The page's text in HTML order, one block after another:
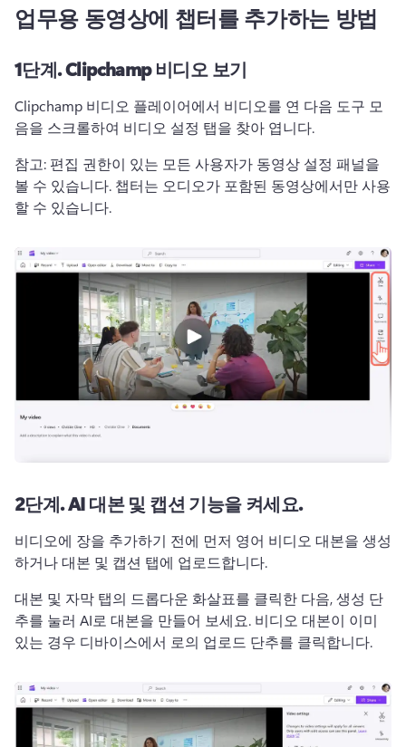
업무용 동영상에 챕터를 추가하는 방법
1단계.Clipchamp 비디오 보기
Clipchamp 비디오 플레이어에서 비디오를 연 다음 도구 모
음을 스크롤하여 비디오 설정 탭을 찾아 엽니다.
참고: 편집 권한이 있는 모든 사용자가 동영상 설정 패널을
볼 수 있습니다. 챕터는 오디오가 포함된 동영상에서만 사용
할 수 있습니다.
2단계.AI 대본 및 캡션 기능을 켜세요.
비디오에 장을 추가하기 전에 먼저 영어 비디오 대본을 생성
하거나 대본 및 캡션 탭에 업로드합니다.
대본 및 자막 탭의 드롭다운 화살표를 클릭한 다음, 생성 단
추를 눌러 AI로 대본을 만들어 보세요. 비디오 대본이 이미
있는 경우 디바이스에서 로의 업로드 단추를 클릭합니다.